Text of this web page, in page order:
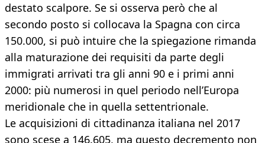
destato scalpore. Se si osserva però che al
secondo posto si collocava la Spagna con circa
150.000, si può intuire che la spiegazione rimanda
alla maturazione dei requisiti da parte degli
immigrati arrivati tra gli anni 90 e i primi anni
2000: più numerosi in quel periodo nell’Europa
meridionale che in quella settentrionale.
Le acquisizioni di cittadinanza italiana nel 2017
sono scese a 146.605, ma questo decremento non